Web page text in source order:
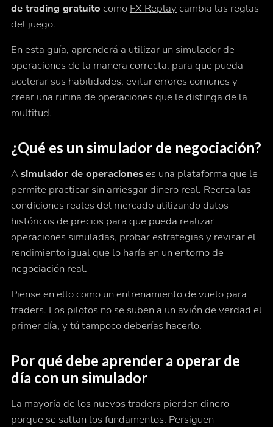
de trading gratuito como FX Replay cambia las reglas
del juego.
En esta guía, aprenderá a utilizar un simulador de
operaciones de la manera correcta, para que pueda
acelerar sus habilidades, evitar errores comunes y
crear una rutina de operaciones que le distinga de la
multitud.
¿Qué es un simulador de negociación?
Asimulador de operacioneses una plataforma que le
permite practicar sin arriesgar dinero real. Recrea las
condiciones reales del mercado utilizando datos
históricos de precios para que pueda realizar
operaciones simuladas, probar estrategias y revisar el
rendimiento igual que lo haría en un entorno de
negociación real.
Piense en ello como un entrenamiento de vuelo para
traders. Los pilotos no se suben a un avión de verdad el
primer día, y tú tampoco deberías hacerlo.
Por qué debe aprender a operar de
día con un simulador
La mayoría de los nuevos traders pierden dinero
porque se saltan los fundamentos. Persiguen